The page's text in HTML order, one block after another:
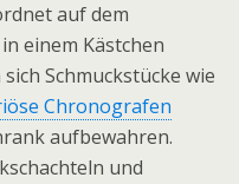
auf dem
einem Kästchen
Schmuckstücke wie
Chronografen
aufbewahren.
und